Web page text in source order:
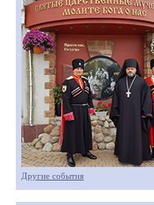
Другие события